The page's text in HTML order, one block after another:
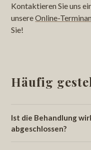
Kontaktieren Sie uns
unsereOnline-
Sie!
Häufig
Ist die Behandlung
abgeschlossen?